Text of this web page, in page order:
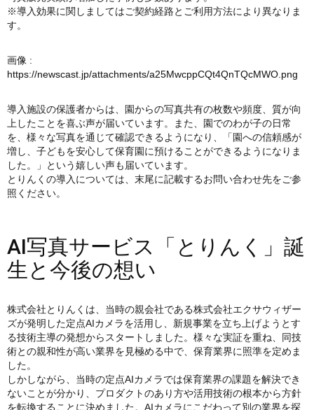
※導入効果に関しましてはご契約経路とご利用方法により異なりま
す。
画像 :
https://newscast.jp/attachments/a25MwcppCQt4QnTQcMWO.png
導入施設の保護者からは、園からの写真共有の枚数や頻度、質が向
上したことを喜ぶ声が届いています。また、園でのわが子の日常
を、様々な写真を通じて確認できるようになり、「園への信頼感が
増し、子どもを安心して保育園に預けることができるようになりま
した。」という嬉しい声も届いています。
とりんくの導入については、末尾に記載するお問い合わせ先をご参
照ください。
AI写真サービス「とりんく」誕
生と今後の想い
株式会社とりんくは、当時の親会社である株式会社エクサウィザー
ズが発明した定点AIカメラを活用し、新規事業を立ち上げようとす
る技術主導の発想からスタートしました。様々な実証を重ね、同技
術との親和性が高い業界を見極める中で、保育業界に照準を定めま
した。
しかしながら、当時の定点AIカメラでは保育業界の課題を解決でき
ないことが分かり、プロダクトのあり方や活用技術の根本から方針
を転換することに決めました。AIカメラにこだわって別の業界を探